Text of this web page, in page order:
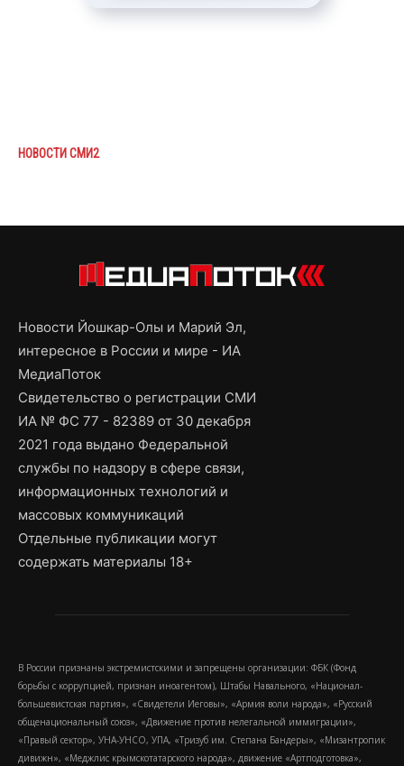
НОВОСТИ СМИ2
Новости Йошкар-Олы и Марий Эл,
интересное в России и мире - ИА
МедиаПоток
Свидетельство о регистрации СМИ
ИА № ФС 77 - 82389 от 30 декабря
2021 года выдано Федеральной
службы по надзору в сфере связи,
информационных технологий и
массовых коммуникаций
Отдельные публикации могут
содержать материалы 18+
В России признаны экстремистскими и запрещены организации: ФБК (Фонд
борьбы с коррупцией, признан иноагентом), Штабы Навального, «Национал-
большевистская партия», «Свидетели Иеговы», «Армия воли народа», «Русский
общенациональный союз», «Движение против нелегальной иммиграции»,
«Правый сектор», УНА-УНСО, УПА, «Тризуб им. Степана Бандеры», «Мизантропик
дивижн», «Меджлис крымскотатарского народа», движение «Артподготовка»,